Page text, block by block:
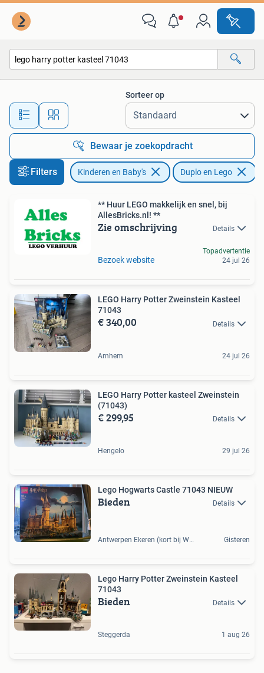
Alle afstanden…
Sorteer op
Bewaar je zoekopdracht
Filters Kinderen en Baby's Duplo en Lego
** Huur LEGO makkelijk en snel, bij
AllesBricks.nl! **
Zie omschrijving Details
Bezoek website
Topadvertentie
24 jul 26
LEGO Harry Potter Zweinstein Kasteel
71043
€ 340,00 Details
Arnhem 24 jul 26
LEGO Harry Potter kasteel Zweinstein
(71043)
€ 299,95 Details
Hengelo 29 jul 26
Lego Hogwarts Castle 71043 NIEUW
Bieden Details
Antwerpen Ekeren (kort bij Woensdrecht), BE Gisteren
Lego Harry Potter Zweinstein Kasteel
71043
Bieden Details
Steggerda 1 aug 26